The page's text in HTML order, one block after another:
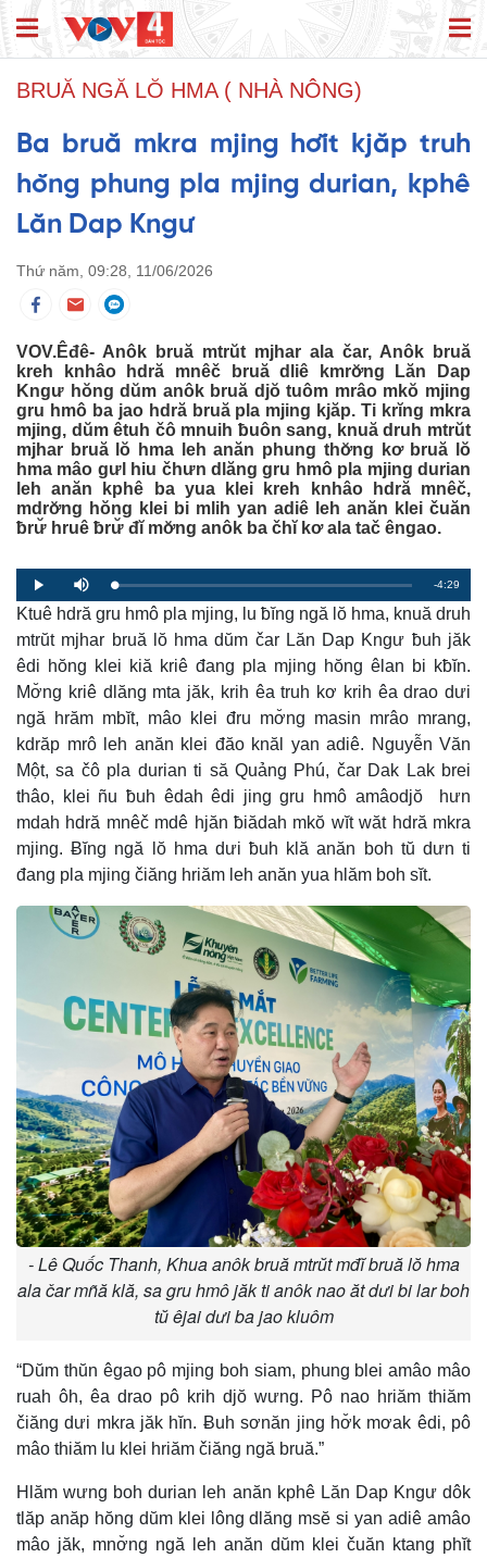
BRUĂ NGĂ LŎ HMA ( NHÀ NÔNG)
Ba bruă mkra mjing hơĭt kjăp truh
hŏng phung pla mjing durian, kphê
Lăn Dap Kngư
Thứ năm, 09:28, 11/06/2026
VOV.Êđê- Anôk bruă mtrŭt mjhar ala čar, Anôk bruă
kreh knhâo hdră mnêč bruă dliê kmrơ̆ng Lăn Dap
Kngư hŏng dŭm anôk bruă djŏ tuôm mrâo mkŏ mjing
gru hmô ba jao hdră bruă pla mjing kjăp. Ti krĭng mkra
mjing, dŭm êtuh čô mnuih ƀuôn sang, knuă druh mtrŭt
mjhar bruă lŏ hma leh anăn phung thơ̆ng kơ bruă lŏ
hma mâo gưl hiu čhưn dlăng gru hmô pla mjing durian
leh anăn kphê ba yua klei kreh knhâo hdră mnêč,
mdrơ̆ng hŏng klei bi mlih yan adiê leh anăn klei čuăn
ƀrư̆ hruê ƀrư̆ đĭ mơ̆ng anôk ba čhĭ kơ ala tač êngao.
P
l
a
y
M
u
t
e
L
o
a
d
e
d
0
%
P
r
o
g
r
e
s
0
%
R
e
m
i
i
g
-4:29
Ktuê hdră gru hmô pla mjing, lu ƀĭng ngă lŏ hma, knuă druh
mtrŭt mjhar bruă lŏ hma dŭm čar Lăn Dap Kngư ƀuh jăk
êdi hŏng klei kiă kriê đang pla mjing hŏng êlan bi kƀĭn.
Mơ̆ng kriê dlăng mta jăk, krih êa truh kơ krih êa drao dưi
ngă hrăm mbĭt, mâo klei đru mơ̆ng masin mrâo mrang,
kdrăp mrô leh anăn klei đăo knăl yan adiê. Nguyễn Văn
Một, sa čô pla durian ti să Quảng Phú, čar Dak Lak brei
thâo, klei ñu ƀuh êdah êdi jing gru hmô amâodjŏ hưn
mdah hdră mnêč mdê hjăn ƀiădah mkŏ wĭt wăt hdră mkra
mjing. Ƀĭng ngă lŏ hma dưi ƀuh klă anăn boh tŭ dưn ti
đang pla mjing čiăng hriăm leh anăn yua hlăm boh sĭt.
- Lê Quốc Thanh, Khua anôk bruă mtrŭt mđĭ bruă lŏ hma
ala čar mñă klă, sa gru hmô jăk ti anôk nao ăt dưi bi lar boh
tŭ êjai dưi ba jao kluôm
“Dŭm thŭn êgao pô mjing boh siam, phung blei amâo mâo
ruah ôh, êa drao pô krih djŏ wưng. Pô nao hriăm thiăm
čiăng dưi mkra jăk hĭn. Ƀuh sơnăn jing hơ̆k mơak êdi, pô
mâo thiăm lu klei hriăm čiăng ngă bruă.”
Hlăm wưng boh durian leh anăn kphê Lăn Dap Kngư dôk
tlăp anăp hŏng dŭm klei lông dlăng msĕ si yan adiê amâo
mâo jăk, mnơ̆ng ngă leh anăn dŭm klei čuăn ktang phĭt